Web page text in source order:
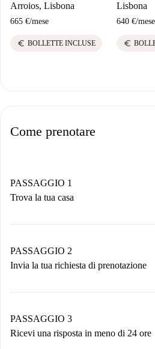
Arroios, Lisbona
665 €/mese
euro BOLLETTE INCLUSE
Lisbona
640 €/mese
euro
Come prenotare
PASSAGGIO 1
Trova la tua casa
Hai tutte le informazioni
PASSAGGIO 2
Invia la tua richiesta di prenotazione
non accetta.
PASSAGGIO 3
Ricevi una risposta in meno di 24 ore